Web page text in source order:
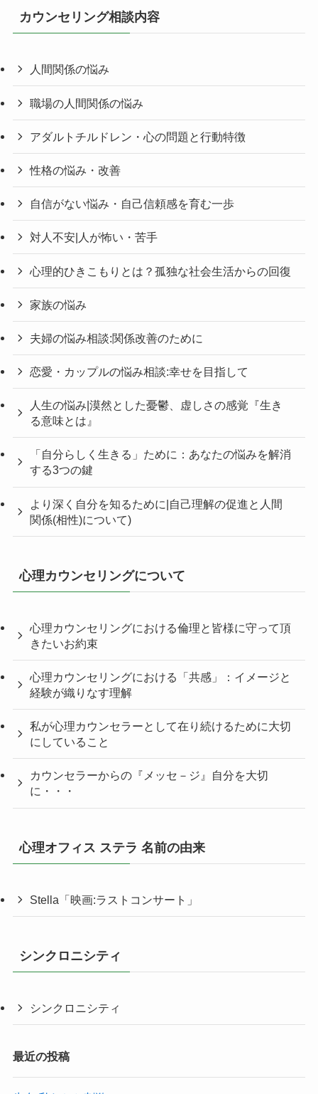
カウンセリング相談内容
人間関係の悩み
職場の人間関係の悩み
アダルトチルドレン・心の問題と行動特徴
性格の悩み・改善
自信がない悩み・自己信頼感を育む一歩
対人不安|人が怖い・苦手
心理的ひきこもりとは？孤独な社会生活からの回復
家族の悩み
夫婦の悩み相談:関係改善のために
恋愛・カップルの悩み相談:幸せを目指して
人生の悩み|漠然とした憂鬱、虚しさの感覚『生き
る意味とは』
「自分らしく生きる」ために：あなたの悩みを解消
する3つの鍵
より深く自分を知るために|自己理解の促進と人間
関係(相性)について)
心理カウンセリングについて
心理カウンセリングにおける倫理と皆様に守って頂
きたいお約束
心理カウンセリングにおける「共感」：イメージと
経験が織りなす理解
私が心理カウンセラーとして在り続けるために大切
にしていること
カウンセラーからの『メッセ－ジ』自分を大切
に・・・
心理オフィス ステラ 名前の由来
Stella「映画:ラストコンサート」
シンクロニシティ
シンクロニシティ
最近の投稿